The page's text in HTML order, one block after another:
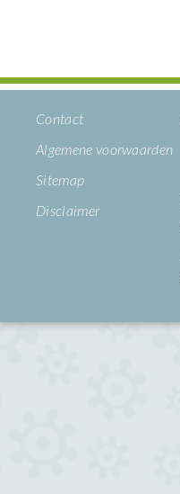
Contact
Algemene voorwaarden
Sitemap
Disclaimer